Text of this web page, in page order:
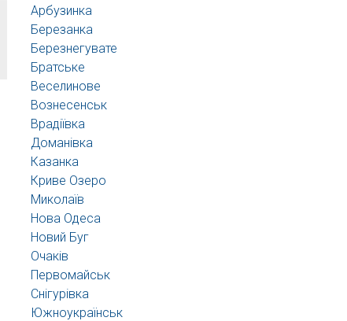
Арбузинка
Березанка
Березнегувате
Братське
Веселинове
Вознесенськ
Врадіївка
Доманівка
Казанка
Криве Озеро
Миколаїв
Нова Одеса
Новий Буг
Очаків
Первомайськ
Снігурівка
Южноукраїнськ